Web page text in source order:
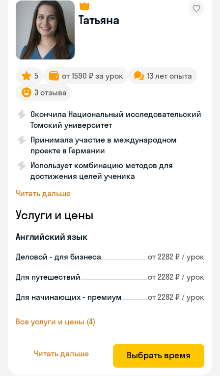
Татьяна
5 от 1590 ₽ за урок
13 лет опыта
3 отзыва
Окончила Национальный исследовательский
Томский университет
Принимала участие в международном
проекте в Германии
Использует комбинацию методов для
достижения целей ученика
Читать дальше
Услуги и цены
Английский язык
Деловой - для бизнеса от 2282 ₽ / урок
Для путешествий от 2282 ₽ / урок
Для начинающих - премиум от 2282 ₽ / урок
Все услуги и цены (4)
Читать дальше Выбрать время